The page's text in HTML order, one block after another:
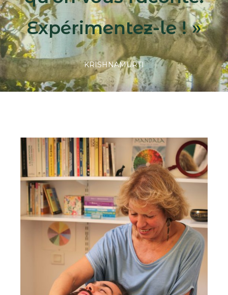
Expérimentez-le ! »
KRISHNAMURTI